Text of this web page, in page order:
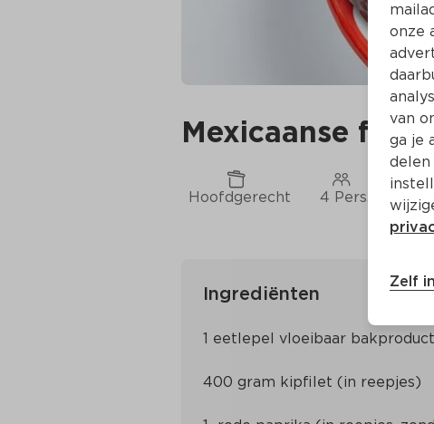
Mexicaanse fajita
Hoofdgerecht 4 Pers. Ca.
Ingrediënten
onze
van
ga je
delen
Zelf